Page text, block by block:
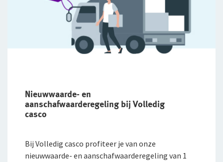
Nieuwwaarde- en
aanschafwaarderegeling bij Volledig
casco
Bij Volledig casco profiteer je van onze
nieuwwaarde- en aanschaf­waarde­regeling van 1